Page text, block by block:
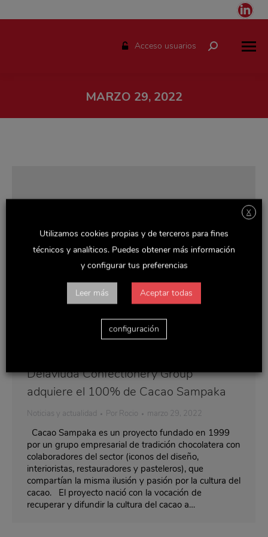
Acceso usuarios Buscar:
MARZO 29, 2022
Delaviuda Confectionery Group
adquiere el 100% de Cacao Sampaka
Noticias y actualidad Por Rocio marzo 29, 2022
Cacao Sampaka es un proyecto fundado en 1999
por un grupo empresarial de tradición chocolatera con
colaboradores del sector (iconos del diseño,
interioristas, restauradores y pasteleros), que
compartían la misma ilusión y pasión por la cultura del
cacao. El proyecto nació con la vocación de
recuperar y difundir la cultura del cacao a…
X
Utilizamos cookies propias y de terceros para fines
técnicos y analíticos. Puedes obtener más información
y configurar tus preferencias
Leer más Aceptar todas
configuración